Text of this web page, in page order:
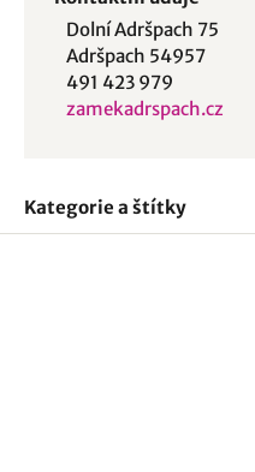
Dolní Adršpach 75
Adršpach 54957
491 423 979
zamekadrspach.cz
Kategorie a štítky